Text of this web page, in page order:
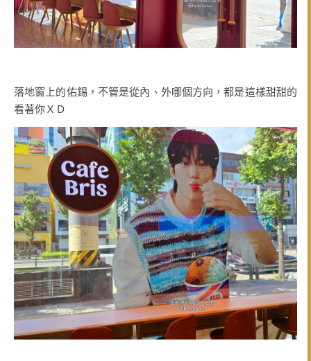
落地窗上的佑錫，不管是從內、外哪個方向，都是這樣甜甜的
看著你ＸＤ